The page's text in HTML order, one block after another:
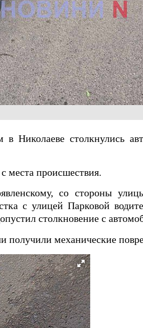
в Николаеве столкнулись
с места происшествия.
со стороны
с улицей Парковой
столкновение с
получили механические